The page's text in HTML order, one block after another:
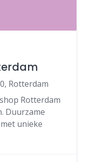
Rotterdam
Rotterdam
Duurzame
unieke